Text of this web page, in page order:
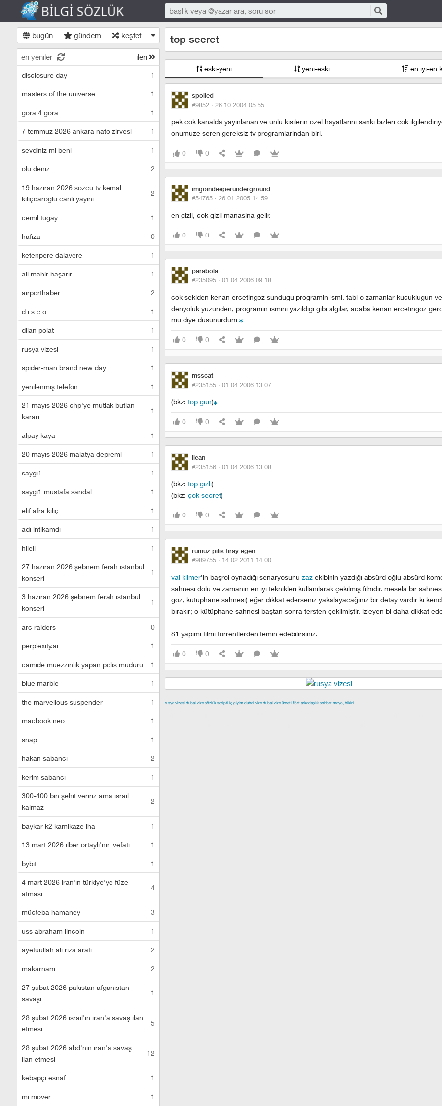
bugün gündem keşfet
en yeniler ileri
disclosure day 1
masters of the universe 1
gora 4 gora 1
7 temmuz 2026 ankara nato zirvesi 1
sevdiniz mi beni 1
ölü deniz 2
19 haziran 2026 sözcü tv kemal
kılıçdaroğlu canlı yayını
2
cemil tugay 1
hafiza 0
ketenpere dalavere 1
ali mahir başarır 1
airporthaber 2
d i s c o 1
dilan polat 1
rusya vizesi 1
spider-man brand new day 1
yenilenmiş telefon 1
21 mayıs 2026 chp'ye mutlak butlan
kararı
1
alpay kaya 1
20 mayıs 2026 malatya depremi 1
saygı1 1
saygı1 mustafa sandal 1
elif afra kılıç 1
adı intikamdı 1
hileli 1
27 haziran 2026 şebnem ferah istanbul
konseri
1
3 haziran 2026 şebnem ferah istanbul
konseri
1
arc raiders 0
perplexity.ai 1
camide müezzinlik yapan polis müdürü 1
blue marble 1
the marvellous suspender 1
macbook neo 1
snap 1
hakan sabancı 2
kerim sabancı 1
300-400 bin şehit veririz ama israil
kalmaz
2
baykar k2 kamikaze iha 1
13 mart 2026 ilber ortaylı'nın vefatı 1
bybit 1
4 mart 2026 iran'ın türkiye'ye füze
atması
4
mücteba hamaney 3
uss abraham lincoln 1
ayetuullah ali rıza arafi 2
makarnam 2
27 şubat 2026 pakistan afganistan
savaşı
1
28 şubat 2026 israil'in iran'a savaş ilan
etmesi
5
28 şubat 2026 abd'nin iran'a savaş
ilan etmesi
12
kebapçı esnaf 1
mi mover 1
top secret
eski-yeni yeni-eski en iyi-en
spoiled
#9852 · 26.10.2004 05:55
pek cok kanalda yayinlanan ve unlu kisilerin ozel hayatlarini sanki bizleri cok
onumuze seren gereksiz tv programlarindan biri.
0 0
imgoindeeperunderground
#54765 · 26.01.2005 14:59
en gizli, cok gizli manasina gelir.
0 0
parabola
#235095 · 01.04.2006 09:18
cok sekiden kenan ercetingoz sundugu programin ismi. tabi o zamanlar kucuklugun
denyoluk yuzunden, programin ismini yazildigi gibi algilar, acaba kenan ercetingoz
mu diye dusunurdum
0 0
msscat
#235155 · 01.04.2006 13:07
(bkz: top gun)
0 0
ilean
#235156 · 01.04.2006 13:08
(bkz: top gizli)
(bkz: çok secret)
0 0
rumuz pilis tiray egen
#989755 · 14.02.2011 14:00
val kilmer’in başrol oynadığı senaryosunu zaz ekibinin yazdığı absürd oğlu absürd
sahnesi dolu ve zamanın en iyi teknikleri kullanılarak çekilmiş filmdir. mesela bir
göz, kütüphane sahnesi) eğer dikkat ederseniz yakalayacağınız bir detay vardır ki
bırakır; o kütüphane sahnesi baştan sonra tersten çekilmiştir. izleyen bi daha dikkat
81 yapımı filmi torrentlerden temin edebilirsiniz.
0 0
rusya vizesi dubai vize sözlük scripti iç giyim dubai vize dubai vize ücreti flört arkadaşlık sohbet mayo, bikini